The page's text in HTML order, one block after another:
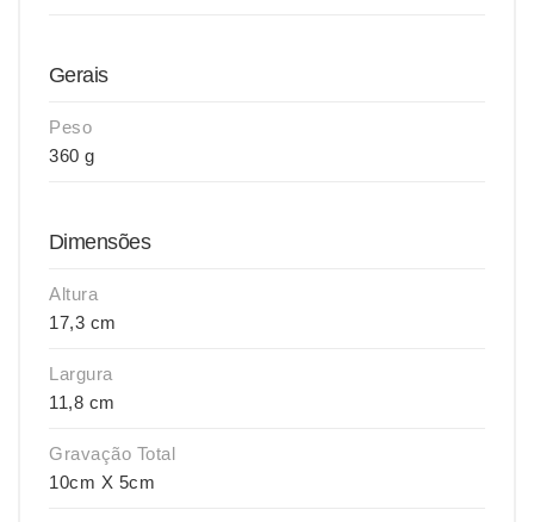
Gerais
Peso
360 g
Dimensões
Altura
17,3 cm
Largura
11,8 cm
Gravação Total
10cm X 5cm